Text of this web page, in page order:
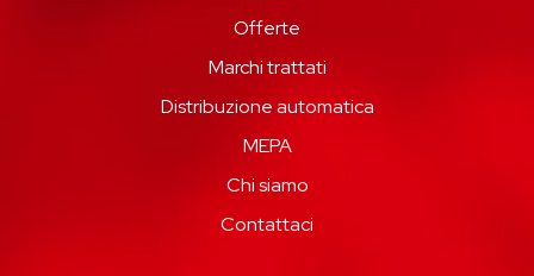
Offerte
Marchi trattati
Distribuzione automatica
MEPA
Chi siamo
Contattaci